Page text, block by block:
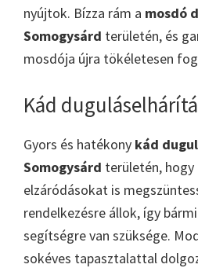
nyújtok. Bízza rám a mosdó
Somogysárd területén, és
mosdója újra tökéletesen
Kád
Gyors és hatékony kád
Somogysárd területén, hogy
elzáródásokat is
rendelkezésre állok, így
segítségre van szüksége.
sokéves tapasztalattal